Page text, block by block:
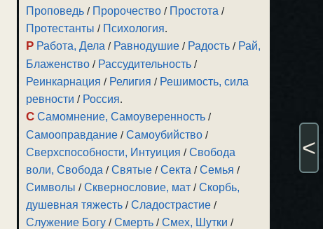
Проповедь / Пророчество / Простота /
Протестанты / Психология.
Р Работа, Дела / Равнодушие / Радость / Рай,
Блаженство / Рассудительность /
Реинкарнация / Религия / Решимость, сила
ревности / Россия.
С Самомнение, Самоуверенность /
Самооправдание /Самоубийство /
Сверхспособности, Интуиция /Свобода
воли, Свобода /Святые /Секта /Семья /
Символы /Сквернословие, мат /Скорбь,
душевная тяжесть /Сладострастие /
Служение Богу /Смерть /Смех, Шутки /
<